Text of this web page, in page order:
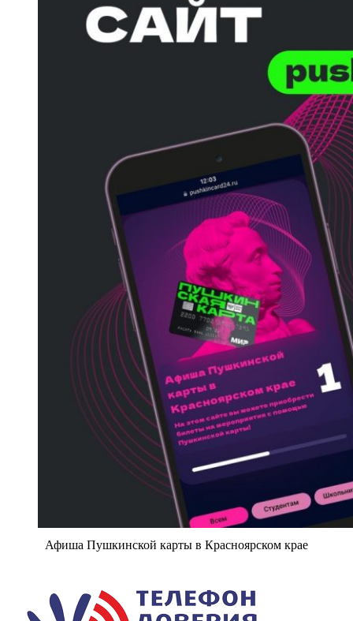
Афиша Пушкинской карты в Красноярском крае